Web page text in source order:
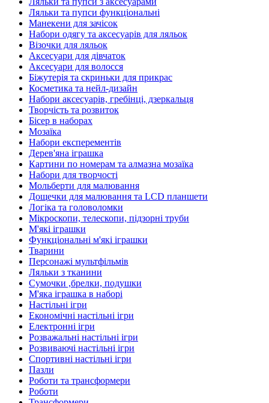
Ляльки та пупси функціональні
Манекени для зачісок
Набори одягу та аксесуарів для ляльок
Візочки для ляльок
Аксесуари для дівчаток
Аксесуари для волосся
Біжутерія та скриньки для прикрас
Косметика та нейл-дизайн
Набори аксесуарів, гребінці, дзеркальця
Творчість та розвиток
Бісер в наборах
Мозаїка
Набори експерементів
Дерев'яна іграшка
Картини по номерам та алмазна мозаїка
Набори для творчості
Мольберти для малювання
Дощечки для малювання та LCD планшети
Логіка та головоломки
Мікроскопи, телескопи, підзорні труби
М'які іграшки
Функціональні м'які іграшки
Тварини
Персонажі мультфільмів
Ляльки з тканини
Сумочки ,брелки, подушки
М'яка іграшка в наборі
Настільні ігри
Економічні настільні ігри
Електронні ігри
Розважальні настільні ігри
Розвиваючі настільні ігри
Спортивні настільні ігри
Пазли
Роботи та трансформери
Роботи